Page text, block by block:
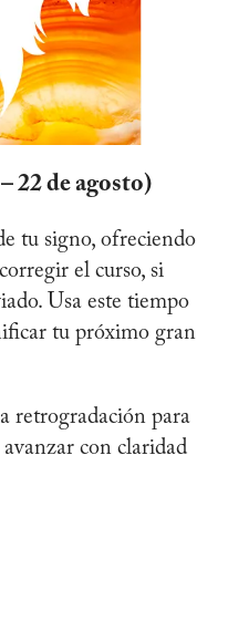
22 de agosto)
tu signo, ofreciendo
el curso, si
Usa este tiempo
tu próximo gran
retrogradación para
con claridad